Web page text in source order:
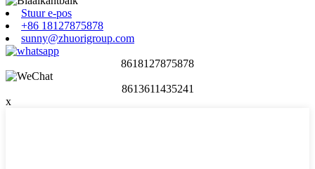
Stuur e-pos
+86 18127875878
sunny@zhuorigroup.com
8618127875878
8613611435241
x